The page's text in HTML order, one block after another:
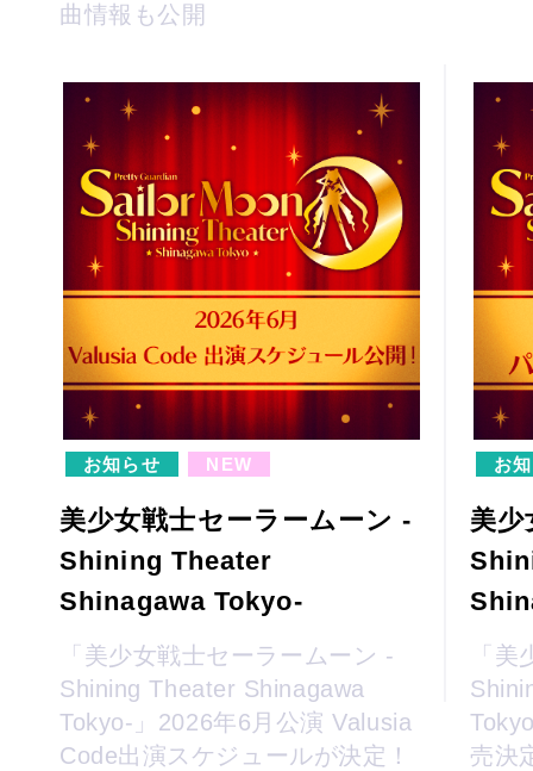
曲情報も公開
お知らせ NEW
美少女戦士セーラームーン -
Shining Theater
Shinagawa Tokyo-
「美少女戦士セーラームーン -
Shining Theater Shinagawa
Tokyo-」2026年6月公演 Valusia
Code出演スケジュールが決定！
お
美
「
売決